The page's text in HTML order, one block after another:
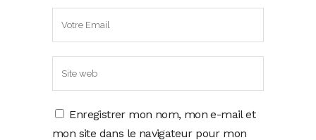
Enregistrer mon nom, mon e-mail et
mon site dans le navigateur pour mon